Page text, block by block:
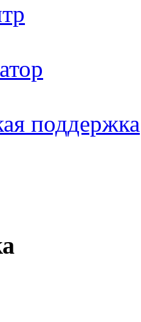
поддержка